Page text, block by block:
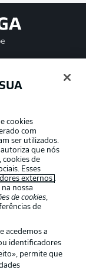
cookies
com
ser utilizados.
autoriza que nós
cookies de
Esses
externos .
nossa
de cookies,
de
acedemos a
identificadores
permite que